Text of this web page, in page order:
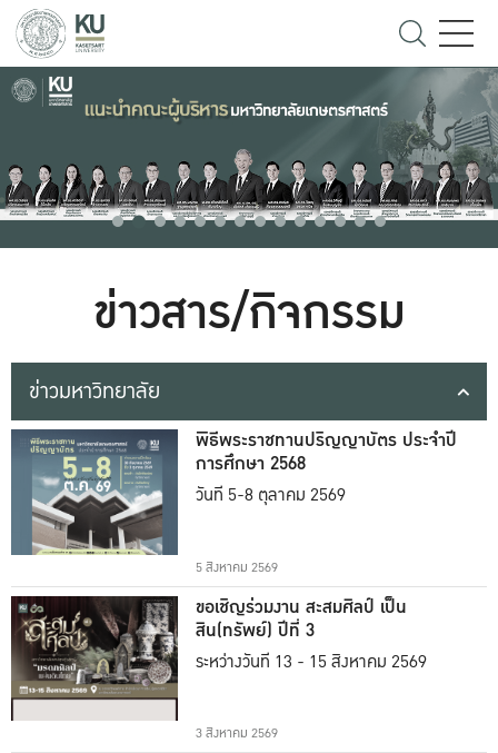
ข่าวสาร/กิจกรรม
ข่าวมหาวิทยาลัย
พิธีพระราชทานปริญญาบัตร ประจำปี
การศึกษา 2568
วันที่ 5-8 ตุลาคม 2569
5 สิงหาคม 2569
ขอเชิญร่วมงาน สะสมศิลป์ เป็น
สิน(ทรัพย์) ปีที่ 3
ระหว่างวันที่ 13 - 15 สิงหาคม 2569
3 สิงหาคม 2569